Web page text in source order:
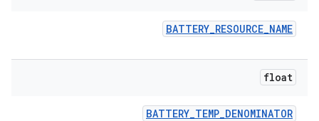
BATTERY_RESOURCE_NAME
float
BATTERY_TEMP_DENOMINATOR